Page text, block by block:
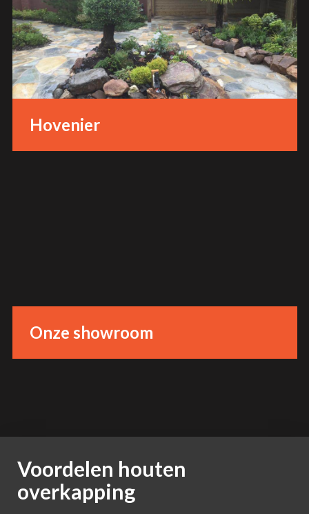
Hovenier
Onze showroom
Voordelen houten
overkapping